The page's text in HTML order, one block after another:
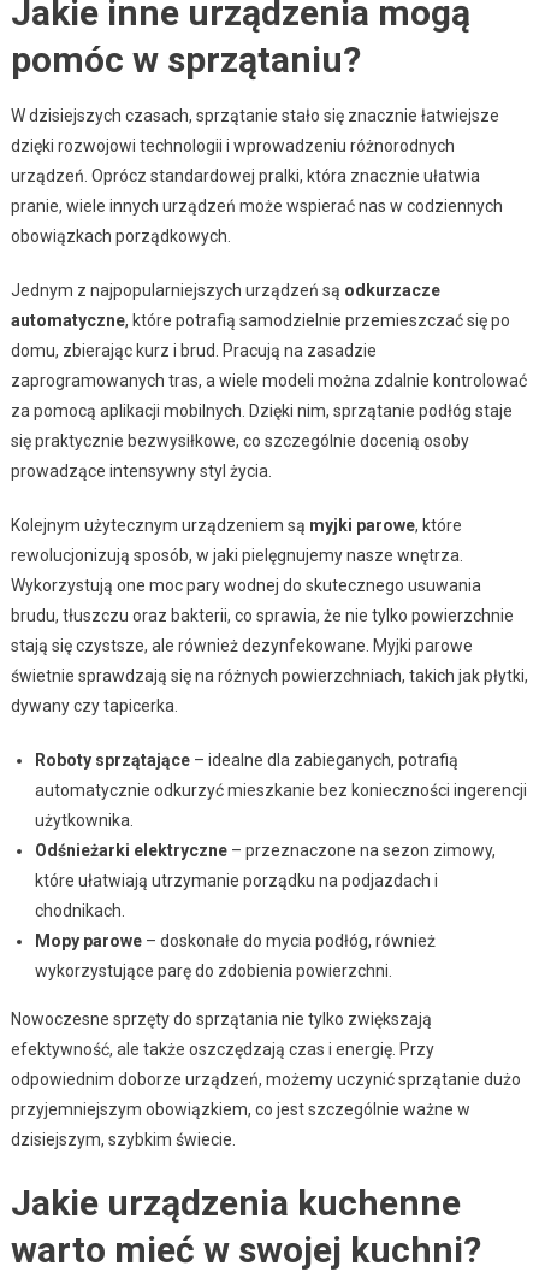
Jakie inne urządzenia mogą
pomóc w sprzątaniu?
W dzisiejszych czasach, sprzątanie stało się znacznie łatwiejsze
dzięki rozwojowi technologii i wprowadzeniu różnorodnych
urządzeń. Oprócz standardowej pralki, która znacznie ułatwia
pranie, wiele innych urządzeń może wspierać nas w codziennych
obowiązkach porządkowych.
Jednym z najpopularniejszych urządzeń są odkurzacze
automatyczne, które potrafią samodzielnie przemieszczać się po
domu, zbierając kurz i brud. Pracują na zasadzie
zaprogramowanych tras, a wiele modeli można zdalnie kontrolować
za pomocą aplikacji mobilnych. Dzięki nim, sprzątanie podłóg staje
się praktycznie bezwysiłkowe, co szczególnie docenią osoby
prowadzące intensywny styl życia.
Kolejnym użytecznym urządzeniem są myjki parowe, które
rewolucjonizują sposób, w jaki pielęgnujemy nasze wnętrza.
Wykorzystują one moc pary wodnej do skutecznego usuwania
brudu, tłuszczu oraz bakterii, co sprawia, że nie tylko powierzchnie
stają się czystsze, ale również dezynfekowane. Myjki parowe
świetnie sprawdzają się na różnych powierzchniach, takich jak płytki,
dywany czy tapicerka.
Roboty sprzątające– idealne dla zabieganych, potrafią
automatycznie odkurzyć mieszkanie bez konieczności ingerencji
użytkownika.
Odśnieżarki elektryczne– przeznaczone na sezon zimowy,
które ułatwiają utrzymanie porządku na podjazdach i
chodnikach.
Mopy parowe– doskonałe do mycia podłóg, również
wykorzystujące parę do zdobienia powierzchni.
Nowoczesne sprzęty do sprzątania nie tylko zwiększają
efektywność, ale także oszczędzają czas i energię. Przy
odpowiednim doborze urządzeń, możemy uczynić sprzątanie dużo
przyjemniejszym obowiązkiem, co jest szczególnie ważne w
dzisiejszym, szybkim świecie.
Jakie urządzenia kuchenne
warto mieć w swojej kuchni?